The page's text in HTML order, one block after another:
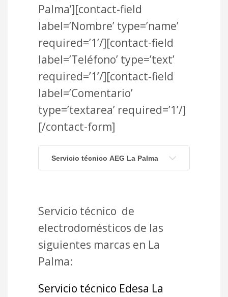
Palma’][contact-field
label=’Nombre’ type=’name’
required=’1’/][contact-field
label=’Teléfono’ type=’text’
required=’1’/][contact-field
label=’Comentario’
type=’textarea’ required=’1’/]
[/contact-form]
Servicio técnico AEG La Palma
Servicio técnico de
electrodomésticos de las
siguientes marcas en La
Palma:
Servicio técnico Edesa La